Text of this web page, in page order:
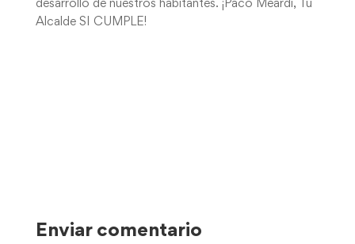
desarrollo de nuestros habitantes. ¡Paco Meardi, Tu
Alcalde SI CUMPLE!
Enviar comentario